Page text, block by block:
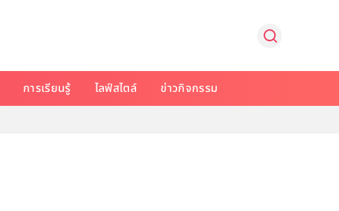
การเรียนรู้ ไลฟ์สไตล์ ข่าวกิจกรรม